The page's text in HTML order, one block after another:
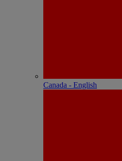
Canada - English